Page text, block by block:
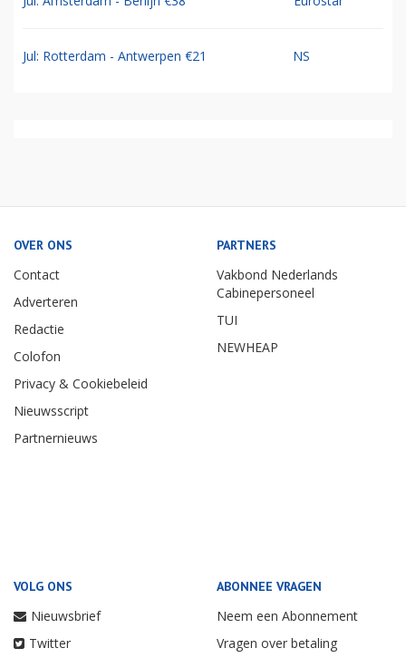
Jul: Rotterdam - Antwerpen €21 NS
OVER ONS
Contact
Adverteren
Redactie
Colofon
Privacy & Cookiebeleid
Nieuwsscript
Partnernieuws
PARTNERS
Vakbond Nederlands
Cabinepersoneel
TUI
NEWHEAP
VOLG ONS
Nieuwsbrief
Twitter
ABONNEE VRAGEN
Neem een Abonnement
Vragen over betaling